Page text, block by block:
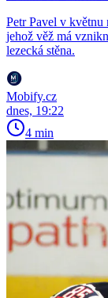
Petr Pavel v květnu
jehož věž má
lezecká stěna.
Mobify.cz
dnes, 19:22
4 min